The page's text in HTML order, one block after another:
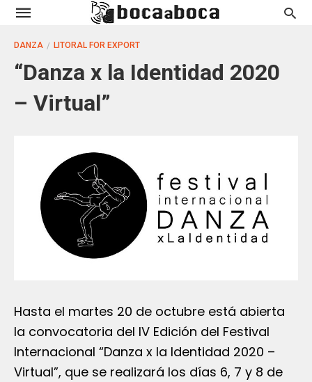
DANZA LITORAL FOR EXPORT
“Danza x la Identidad 2020
– Virtual”
Hasta el martes 20 de octubre está abierta
la convocatoria del IV Edición del Festival
Internacional “Danza x la Identidad 2020 –
Virtual”, que se realizará los días 6, 7 y 8 de